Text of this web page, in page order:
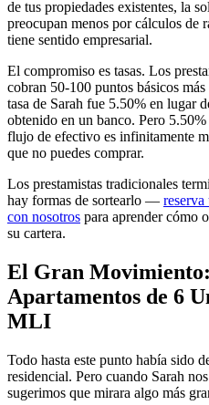
de tus propiedades existentes, la
preocupan menos por cálculos de
tiene sentido empresarial.
El compromiso es tasas. Los
cobran 50-100 puntos básicos
tasa de Sarah fue 5.50% en lugar
obtenido en un banco. Pero
flujo de efectivo es infinitamente
que no puedes comprar.
Los prestamistas tradicionales
hay formas de sortearlo — reserva
con nosotros para aprender cómo
su cartera.
El Gran
Apartamentos de 6
MLI
Todo hasta este punto había sido
residencial. Pero cuando Sarah
sugerimos que mirara algo más